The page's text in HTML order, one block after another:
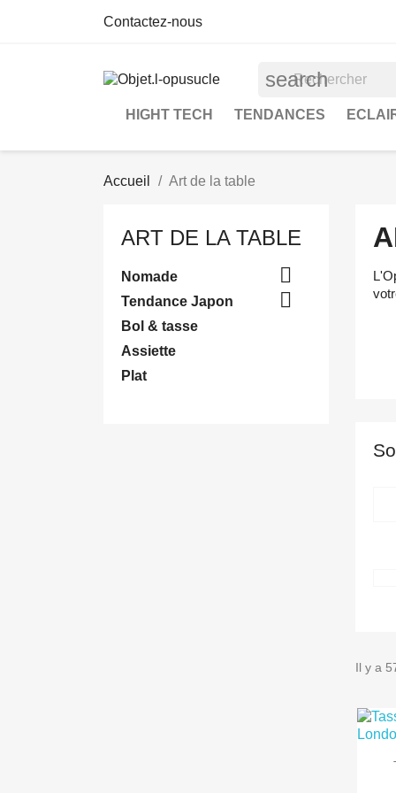
Contactez-nous
search
HIGHT TECH TENDANCES
Accueil Art de la table
ART DE LA TABLE
Nomade 
Tendance Japon 
Bol & tasse
Assiette
Plat
Il y a